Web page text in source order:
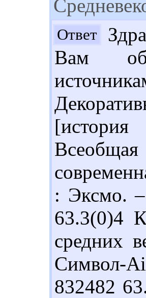
Ответ
Вам
: Эксмо.
63.3(0)4
средних
Символ-
832482